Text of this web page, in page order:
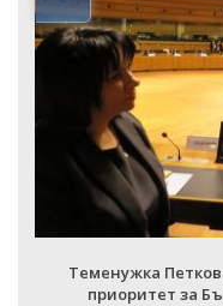
Теменужка
приоритет за